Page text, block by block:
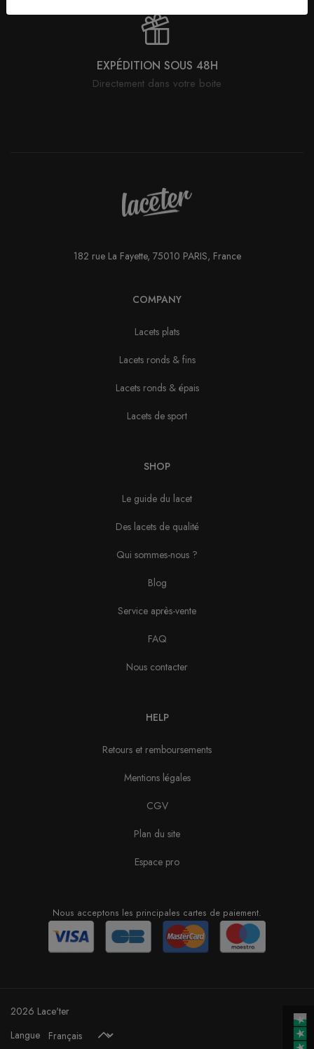
EXPÉDITION SOUS 48H
Directement dans votre boite
182 rue La Fayette, 75010 PARIS, France
COMPANY
Lacets plats
Lacets ronds & fins
Lacets ronds & épais
Lacets de sport
SHOP
Le guide du lacet
Des lacets de qualité
Qui sommes-nous ?
Blog
Service après-vente
FAQ
Nous contacter
HELP
Retours et remboursements
Mentions légales
CGV
Plan du site
Espace pro
Nous acceptons les principales cartes de paiement.
2026 Lace'ter
Langue